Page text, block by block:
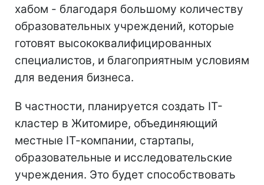
хабом - благодаря большому количеству
образовательных учреждений, которые
готовят высококвалифицированных
специалистов, и благоприятным условиям
для ведения бизнеса.
В частности, планируется создать ІТ-
кластер в Житомире, объединяющий
местные ІТ-компании, стартапы,
образовательные и исследовательские
учреждения. Это будет способствовать